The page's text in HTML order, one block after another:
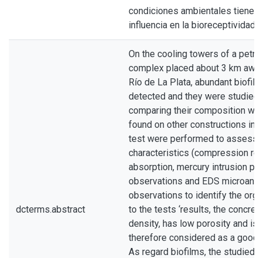
condiciones ambientales tienen
influencia en la bioreceptividad
dcterms.abstract
On the cooling towers of a
complex placed about 3 km
Río de La Plata, abundant
detected and they were studied
comparing their composition
found on other constructions in
test were performed to assess
characteristics (compression
absorption, mercury intrusion
observations and EDS
observations to identify the
to the tests ‘results, the
density, has low porosity and is
therefore considered as a good
As regard biofilms, the studied